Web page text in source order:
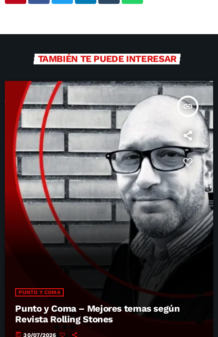
TAMBIÉN TE PUEDE INTERESAR
insert_link
PUNTO Y COMA
Punto y Coma – Mejores temas según
Revista Rolling Stones
today 30/07/2026